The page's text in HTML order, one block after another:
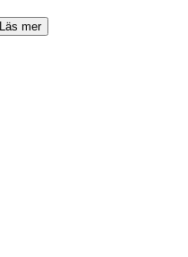
Läs mer